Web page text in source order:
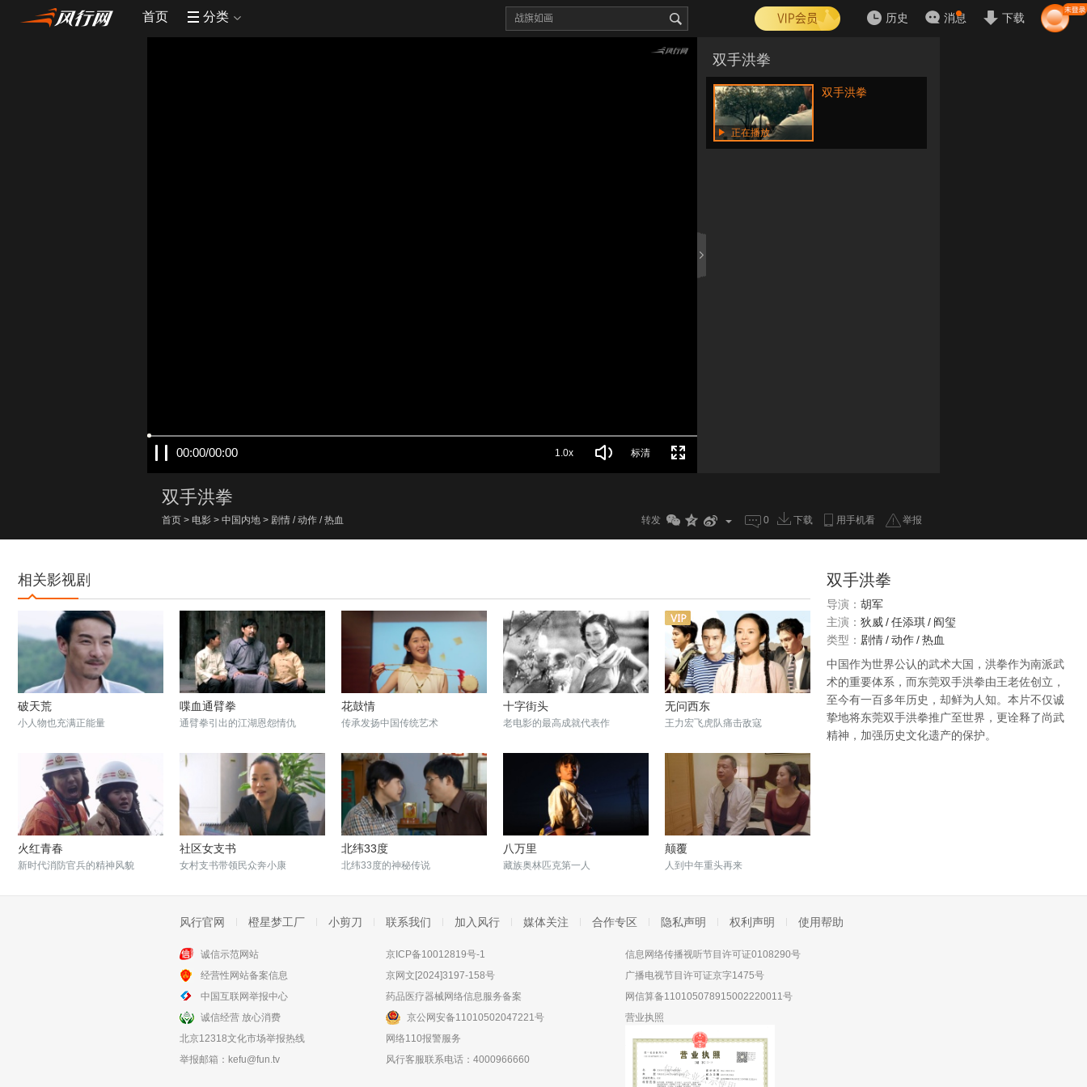
首页 分类 历史 消息 下载
00:00/00:00 1.0x 标清
双手洪拳
正在播放
双手洪拳
双手洪拳
首页 > 电影 > 中国内地 > 剧情 / 动作 / 热血 转发 0 下载 用手机看 举报
相关影视剧
破天荒
小人物也充满正能量
喋血通臂拳
通臂拳引出的江湖恩怨情仇
花鼓情
传承发扬中国传统艺术
十字街头
老电影的最高成就代表作
无问西东
王力宏飞虎队痛击敌寇
火红青春
新时代消防官兵的精神风貌
社区女支书
女村支书带领民众奔小康
北纬33度
北纬33度的神秘传说
八万里
藏族奥林匹克第一人
颠覆
人到中年重头再来
春满人间
双手洪拳
导演： 胡军
主演： 狄威/任添琪/ 阎玺
类型： 剧情/动作/热血
中国作为世界公认的武术大国，洪拳作为南派武
术的重要体系，而东莞双手洪拳由王老佐创立，
至今有一百多年历史，却鲜为人知。本片不仅诚
挚地将东莞双手洪拳推广至世界，更诠释了尚武
精神，加强历史文化遗产的保护。
风行官网 橙星梦工厂 小剪刀 联系我们 加入风行 媒体关注 合作专区 隐私声明 权利声明 使用帮助
诚信示范网站
经营性网站备案信息
中国互联网举报中心
诚信经营 放心消费
北京12318文化市场举报热线
举报邮箱： kefu@fun.tv
京ICP备10012819号-1
京网文[2024]3197-158号
药品医疗器械网络信息服务备案
京公网安备11010502047221号
网络110报警服务
风行客服联系电话：4000966660
信息网络传播视听节目许可证0108290号
广播电视节目许可证京字1475号
网信算备110105078915002220011号
营业执照